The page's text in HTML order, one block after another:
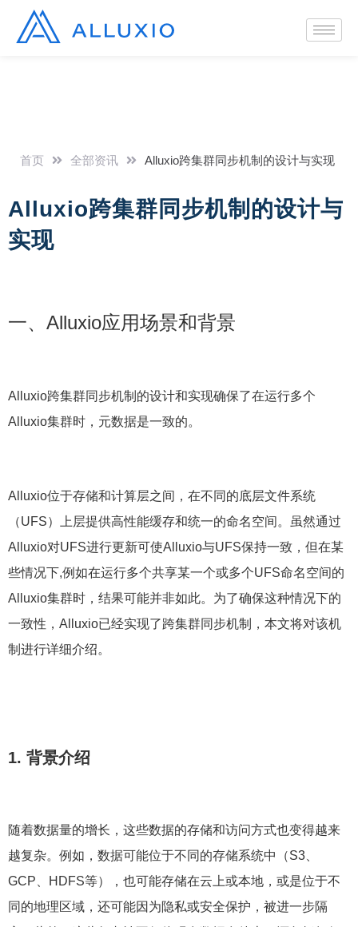
首页 全部资讯 Alluxio跨集群同步机制的设计与实现
Alluxio跨集群同步机制的设计与
实现
一、Alluxio应用场景和背景
Alluxio跨集群同步机制的设计和实现确保了在运行多个
Alluxio集群时，元数据是一致的。
Alluxio位于存储和计算层之间，在不同的底层文件系统
（UFS）上层提供高性能缓存和统一的命名空间。虽然通过
Alluxio对UFS进行更新可使Alluxio与UFS保持一致，但在某
些情况下,例如在运行多个共享某一个或多个UFS命名空间的
Alluxio集群时，结果可能并非如此。为了确保这种情况下的
一致性，Alluxio已经实现了跨集群同步机制，本文将对该机
制进行详细介绍。
1. 背景介绍
随着数据量的增长，这些数据的存储和访问方式也变得越来
越复杂。例如，数据可能位于不同的存储系统中（S3、
GCP、HDFS等），也可能存储在云上或本地，或是位于不
同的地理区域，还可能因为隐私或安全保护，被进一步隔